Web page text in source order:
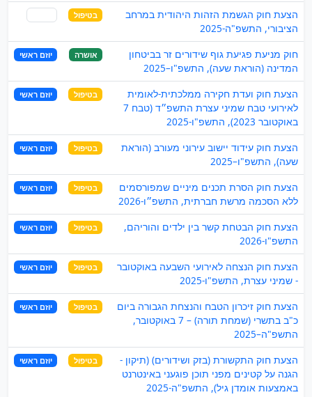
הצעת חוק הגשמת הזהות היהודית במרחב
הציבורי, התשפ"ה-2025
בטיפול
חוק מניעת פגיעת גוף שידורים זר בביטחון
המדינה (הוראת שעה), התשפ"ו–2025
אושרה יוזם ראשי
הצעת חוק ועדת חקירה ממלכתית-לאומית
לאירועי טבח שמיני עצרת התשפ״ד (טבח 7
באוקטובר 2023), התשפ"ו-2025
בטיפול יוזם ראשי
הצעת חוק עידוד יישוב עירוני מעורב (הוראת
שעה), התשפ"ו–2025
בטיפול יוזם ראשי
הצעת חוק הסרת תכנים מיניים שמפורסמים
ללא הסכמה מרשת חברתית, התשפ״ו-2026
בטיפול יוזם ראשי
הצעת חוק הבטחת קשר בין ילדים והוריהם,
התשפ"ו-2026
בטיפול יוזם ראשי
הצעת חוק הנצחה לאירועי השבעה באוקטובר
- שמיני עצרת, התשפ"ו-2025
בטיפול יוזם ראשי
הצעת חוק זיכרון הטבח והנצחת הגבורה ביום
כ"ב בתשרי (שמחת תורה) – 7 באוקטובר,
התשפ"ה–2025
בטיפול יוזם ראשי
הצעת חוק התקשורת (בזק ושידורים) (תיקון -
הגנה על קטינים מפני תוכן פוגעני באינטרנט
באמצעות אומדן גיל), התשפ"ה-2025
בטיפול יוזם ראשי